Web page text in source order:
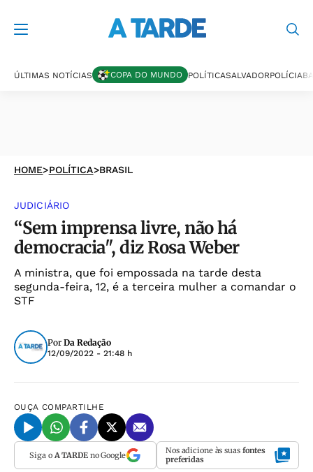
ÚLTIMAS NOTÍCIAS COPA DO MUNDO POLÍTICASALVADORPOLÍCIA
HOME>POLÍTICA>BRASIL
JUDICIÁRIO
“Sem imprensa livre, não há
democracia", diz Rosa Weber
A ministra, que foi empossada na tarde desta
segunda-feira, 12, é a terceira mulher a comandar o
STF
Por Da Redação
12/09/2022 - 21:48 h
OUÇA COMPARTILHE
Siga o A TARDEno Google Nos adicione às suas fontes
preferidas